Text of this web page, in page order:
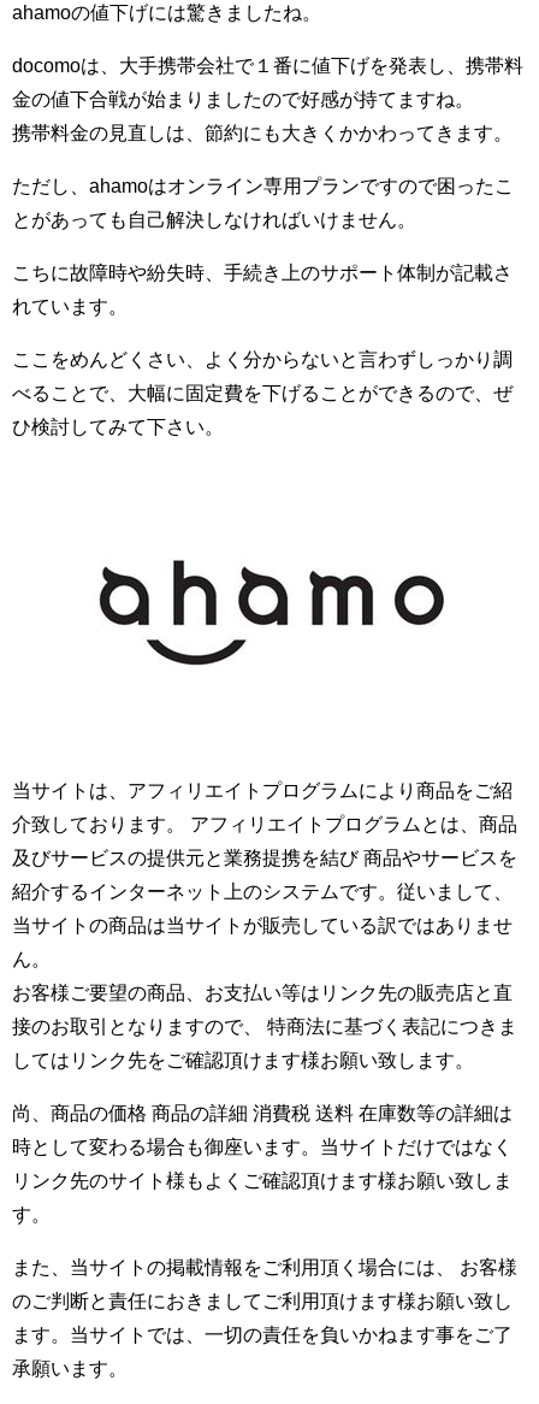
ahamoの値下げには驚きましたね。
docomoは、大手携帯会社で１番に値下げを発表し、携帯料
金の値下合戦が始まりましたので好感が持てますね。
携帯料金の見直しは、節約にも大きくかかわってきます。
ただし、ahamoはオンライン専用プランですので困ったこ
とがあっても自己解決しなければいけません。
こちに故障時や紛失時、手続き上のサポート体制が記載さ
れています。
ここをめんどくさい、よく分からないと言わずしっかり調
べることで、大幅に固定費を下げることができるので、ぜ
ひ検討してみて下さい。
当サイトは、アフィリエイトプログラムにより商品をご紹
介致しております。 アフィリエイトプログラムとは、商品
及びサービスの提供元と業務提携を結び 商品やサービスを
紹介するインターネット上のシステムです。従いまして、
当サイトの商品は当サイトが販売している訳ではありませ
ん。
お客様ご要望の商品、お支払い等はリンク先の販売店と直
接のお取引となりますので、 特商法に基づく表記につきま
してはリンク先をご確認頂けます様お願い致します。
尚、商品の価格 商品の詳細 消費税 送料 在庫数等の詳細は
時として変わる場合も御座います。当サイトだけではなく
リンク先のサイト様もよくご確認頂けます様お願い致しま
す。
また、当サイトの掲載情報をご利用頂く場合には、 お客様
のご判断と責任におきましてご利用頂けます様お願い致し
ます。当サイトでは、一切の責任を負いかねます事をご了
承願います。